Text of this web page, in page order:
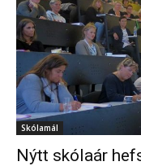
Skólamál
Nýtt skólaár